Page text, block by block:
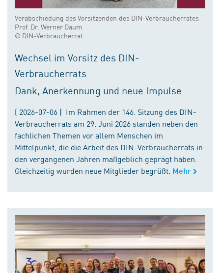
Verabschiedung des Vorsitzenden des DIN-Verbraucherrates
Prof. Dr. Werner Daum
© DIN-Verbraucherrat
Wechsel im Vorsitz des DIN-
Verbraucherrats
Dank, Anerkennung und neue Impulse
( 2026-07-06 ) Im Rahmen der 146. Sitzung des DIN-
Verbraucherrats am 29. Juni 2026 standen neben den
fachlichen Themen vor allem Menschen im
Mittelpunkt, die die Arbeit des DIN-Verbraucherrats in
den vergangenen Jahren maßgeblich geprägt haben.
Gleichzeitig wurden neue Mitglieder begrüßt. Mehr